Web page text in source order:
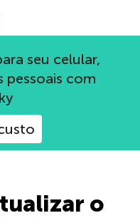
da Kaspersky
seu celular,
pessoais com
o